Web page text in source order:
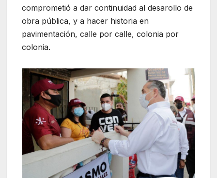
comprometió a dar continuidad al desarollo de
obra pública, y a hacer historia en
pavimentación, calle por calle, colonia por
colonia.